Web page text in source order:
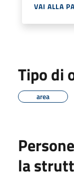
VAI ALLA
Tipo di
area
la